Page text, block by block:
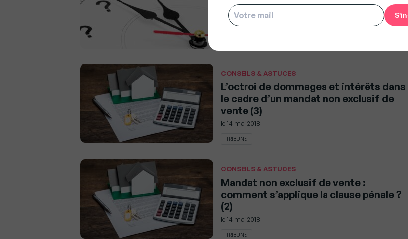
16 mai 2018
CONSEILS & ASTUCES
L’octroi de dommages et intérêts dans
le cadre d’un mandat non exclusif de
vente (3)
le14 mai 2018
TRIBUNE
CONSEILS & ASTUCES
Mandat non exclusif de vente :
comment s’applique la clause pénale ?
(2)
le14 mai 2018
TRIBUNE